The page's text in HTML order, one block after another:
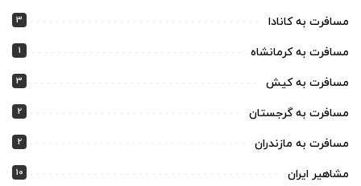
مسافرت به کانادا 3
مسافرت به کرمانشاه 1
مسافرت به کیش 3
مسافرت به گرجستان 2
مسافرت به مازندران 2
مشاهیر ایران 10